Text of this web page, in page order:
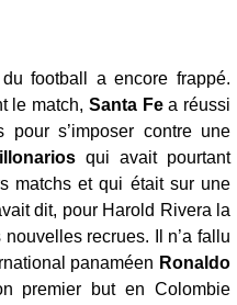
football a encore frappé.
le match, Santa Fea réussi
s’imposer contre une
qui avait pourtant
matchs et qui était sur une
dit, pour Harold Rivera la
recrues. Il n’a fallu
panaméen Ronaldo
premier but en Colombie